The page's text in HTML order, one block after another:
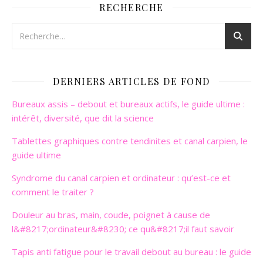
RECHERCHE
DERNIERS ARTICLES DE FOND
Bureaux assis – debout et bureaux actifs, le guide ultime :
intérêt, diversité, que dit la science
Tablettes graphiques contre tendinites et canal carpien, le
guide ultime
Syndrome du canal carpien et ordinateur : qu’est-ce et
comment le traiter ?
Douleur au bras, main, coude, poignet à cause de
l&#8217;ordinateur&#8230; ce qu&#8217;il faut savoir
Tapis anti fatigue pour le travail debout au bureau : le guide